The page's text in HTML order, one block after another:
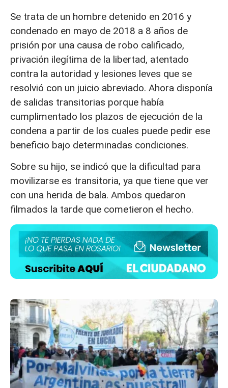
Se trata de un hombre detenido en 2016 y
condenado en mayo de 2018 a 8 años de
prisión por una causa de robo calificado,
privación ilegítima de la libertad, atentado
contra la autoridad y lesiones leves que se
resolvió con un juicio abreviado. Ahora disponía
de salidas transitorias porque había
cumplimentado los plazos de ejecución de la
condena a partir de los cuales puede pedir ese
beneficio bajo determinadas condiciones.
Sobre su hijo, se indicó que la dificultad para
movilizarse es transitoria, ya que tiene que ver
con una herida de bala. Ambos quedaron
filmados la tarde que cometieron el hecho.